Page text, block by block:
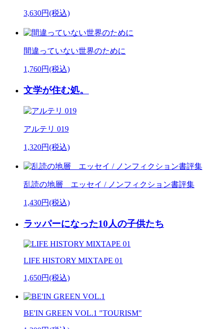
3,630円(税込)
間違っていない世界のために
1,760円(税込)
文学が住む処。
アルテリ 019
1,320円(税込)
乱読の地層 エッセイ / ノンフィクション書評集
1,430円(税込)
ラッパーになった10人の子供たち
LIFE HISTORY MIXTAPE 01
1,650円(税込)
BE'IN GREEN VOL.1 "TOURISM"